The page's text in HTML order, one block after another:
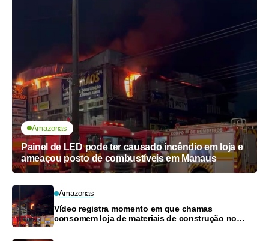
Amazonas
Painel de LED pode ter causado incêndio em loja e
ameaçou posto de combustíveis em Manaus
Amazonas
Vídeo registra momento em que chamas
consomem loja de materiais de construção no